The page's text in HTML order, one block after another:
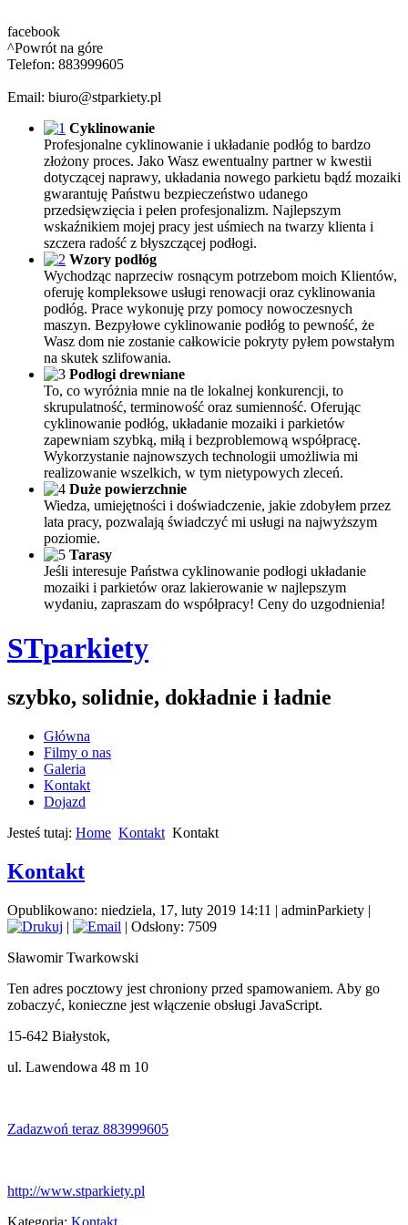
facebook
^Powrót na góre
Telefon: 883999605
Email: biuro@stparkiety.pl
Cyklinowanie
Profesjonalne cyklinowanie i układanie podłóg to bardzo
złożony proces. Jako Wasz ewentualny partner w kwestii
dotyczącej naprawy, układania nowego parkietu bądź mozaiki
gwarantuję Państwu bezpieczeństwo udanego
przedsięwzięcia i pełen profesjonalizm. Najlepszym
wskaźnikiem mojej pracy jest uśmiech na twarzy klienta i
szczera radość z błyszczącej podłogi.
Wzory podłóg
Wychodząc naprzeciw rosnącym potrzebom moich Klientów,
oferuję kompleksowe usługi renowacji oraz cyklinowania
podłóg. Prace wykonuję przy pomocy nowoczesnych
maszyn. Bezpyłowe cyklinowanie podłóg to pewność, że
Wasz dom nie zostanie całkowicie pokryty pyłem powstałym
na skutek szlifowania.
Podłogi drewniane
To, co wyróżnia mnie na tle lokalnej konkurencji, to
skrupulatność, terminowość oraz sumienność. Oferując
cyklinowanie podłóg, układanie mozaiki i parkietów
zapewniam szybką, miłą i bezproblemową współpracę.
Wykorzystanie najnowszych technologii umożliwia mi
realizowanie wszelkich, w tym nietypowych zleceń.
Duże powierzchnie
Wiedza, umiejętności i doświadczenie, jakie zdobyłem przez
lata pracy, pozwalają świadczyć mi usługi na najwyższym
poziomie.
Tarasy
Jeśli interesuje Państwa cyklinowanie podłogi układanie
mozaiki i parkietów oraz lakierowanie w najlepszym
wydaniu, zapraszam do współpracy! Ceny do uzgodnienia!
STparkiety
szybko, solidnie, dokładnie i ładnie
Główna
Filmy o nas
Galeria
Kontakt
Dojazd
Jesteś tutaj: Home Kontakt Kontakt
Kontakt
Opublikowano: niedziela, 17, luty 2019 14:11 | adminParkiety |
|
| Odsłony: 7509
Sławomir Twarkowski
Ten adres pocztowy jest chroniony przed spamowaniem. Aby go
zobaczyć, konieczne jest włączenie obsługi JavaScript.
15-642 Białystok,
ul. Lawendowa 48 m 10
Zadazwoń teraz 883999605
http://www.stparkiety.pl
Kategoria: Kontakt